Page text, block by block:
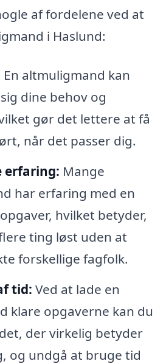
af fordelene ved at
i Haslund:
En altmuligmand kan
dine behov og
gør det lettere at få
når det passer dig.
erfaring: Mange
har erfaring med en
hvilket betyder,
ting løst uden at
forskellige fagfolk.
tid: Ved at lade en
klare opgaverne kan du
der virkelig betyder
og undgå at bruge tid